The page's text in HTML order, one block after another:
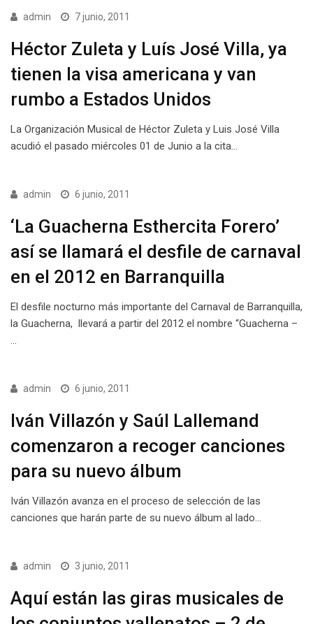
admin 7 junio, 2011
Héctor Zuleta y Luís José Villa, ya
tienen la visa americana y van
rumbo a Estados Unidos
La Organización Musical de Héctor Zuleta y Luis José Villa
acudió el pasado miércoles 01 de Junio a la cita…
admin 6 junio, 2011
‘La Guacherna Esthercita Forero’
así se llamará el desfile de carnaval
en el 2012 en Barranquilla
El desfile nocturno más importante del Carnaval de Barranquilla,
la Guacherna, llevará a partir del 2012 el nombre “Guacherna –
…
admin 6 junio, 2011
Iván Villazón y Saúl Lallemand
comenzaron a recoger canciones
para su nuevo álbum
Iván Villazón avanza en el proceso de selección de las
canciones que harán parte de su nuevo álbum al lado…
admin 3 junio, 2011
Aquí están las giras musicales de